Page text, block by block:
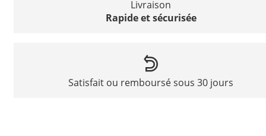
Livraison
Rapide et sécurisée
Satisfait ou remboursé sous 30 jours